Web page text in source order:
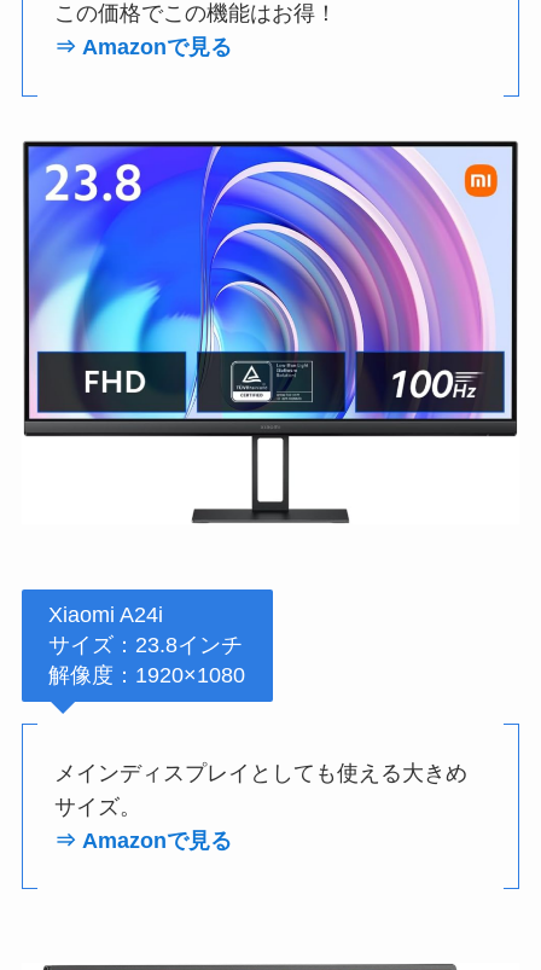
この価格でこの機能はお得！
⇒ Amazonで見る
Xiaomi A24i
サイズ：23.8インチ
解像度：1920×1080
メインディスプレイとしても使える大きめ
サイズ。
⇒ Amazonで見る